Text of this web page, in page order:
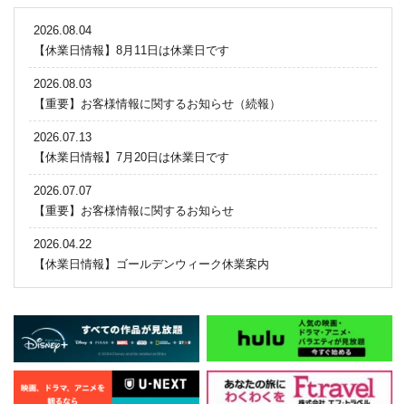
2026.08.04
【休業日情報】8月11日は休業日です
2026.08.03
【重要】お客様情報に関するお知らせ（続報）
2026.07.13
【休業日情報】7月20日は休業日です
2026.07.07
【重要】お客様情報に関するお知らせ
2026.04.22
【休業日情報】ゴールデンウィーク休業案内